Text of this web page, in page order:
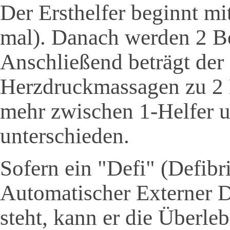
Der Ersthelfer beginnt
mal). Danach werden 2
Anschließend beträgt
Herzdruckmassagen zu
mehr zwischen 1-Helfer
unterschieden.
Sofern ein "Defi"
Automatischer Externer
steht, kann er die